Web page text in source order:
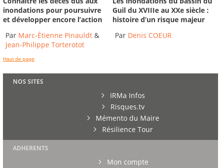
inondations pour poursuivre
et développer encore l’action
Par Marc-Étienne Pinauldt &
Jean-Philippe Torterotot
Guil du XVIIIe au XXe siècle :
histoire d’un risque majeur
Par Denis COEUR
Haut de page
NOS SITES
IRMa Infos
Risques.tv
Mémento du Maire
Résilience Tour
ADHERENTS
Mon compte